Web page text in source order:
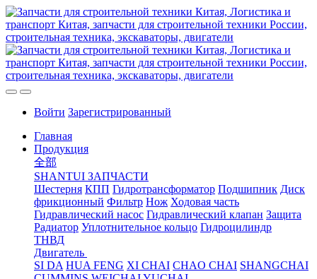
Войти Зарегистрированный
Главная
Продукция
全部
SHANTUI ЗАПЧАСТИ
Шестерня КПП Гидротрансформатор Подшипник Диск
фрикционный Фильтр Нож Ходовая часть
Гидравлический насос Гидравлический клапан Защита
Радиатор Уплотнительное кольцо Гидроцилиндр
ТНВД
Двигатель
SI DA HUA FENG XI CHAI CHAO CHAI SHANGCHAI